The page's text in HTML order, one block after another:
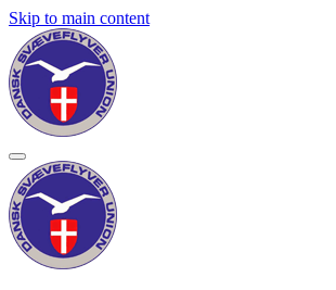
Skip to main content